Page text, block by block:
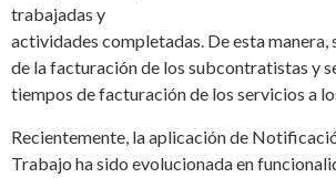
trabajadas y
actividades completadas. De esta manera,
de la facturación de los subcontratistas y
tiempos de facturación de los servicios a
Recientemente, la aplicación de
Trabajo ha sido evolucionada en